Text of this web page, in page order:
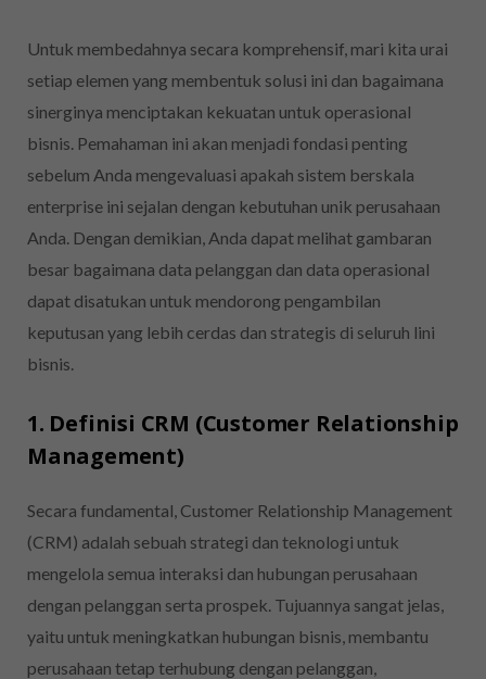
Untuk membedahnya secara komprehensif, mari kita urai
setiap elemen yang membentuk solusi ini dan bagaimana
sinerginya menciptakan kekuatan untuk operasional
bisnis. Pemahaman ini akan menjadi fondasi penting
sebelum Anda mengevaluasi apakah sistem berskala
enterprise ini sejalan dengan kebutuhan unik perusahaan
Anda. Dengan demikian, Anda dapat melihat gambaran
besar bagaimana data pelanggan dan data operasional
dapat disatukan untuk mendorong pengambilan
keputusan yang lebih cerdas dan strategis di seluruh lini
bisnis.
1. Definisi CRM (Customer Relationship
Management)
Secara fundamental, Customer Relationship Management
(CRM) adalah sebuah strategi dan teknologi untuk
mengelola semua interaksi dan hubungan perusahaan
dengan pelanggan serta prospek. Tujuannya sangat jelas,
yaitu untuk meningkatkan hubungan bisnis, membantu
perusahaan tetap terhubung dengan pelanggan,